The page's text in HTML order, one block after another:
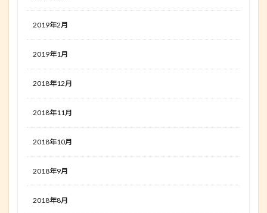
2019年2月
2019年1月
2018年12月
2018年11月
2018年10月
2018年9月
2018年8月